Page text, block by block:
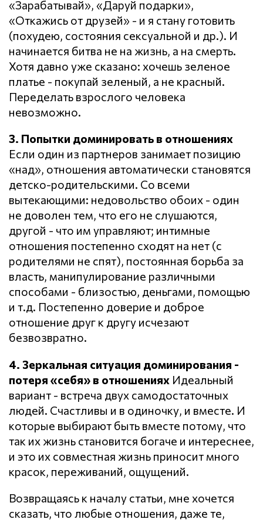
«Зарабатывай», «Даруй подарки»,
«Откажись от друзей» - и я стану готовить
(похудею, состояния сексуальной и др.). И
начинается битва не на жизнь, а на смерть.
Хотя давно уже сказано: хочешь зеленое
платье - покупай зеленый, а не красный.
Переделать взрослого человека
невозможно.
3. Попытки доминировать в отношениях
Если один из партнеров занимает позицию
«над», отношения автоматически становятся
детско-родительскими. Со всеми
вытекающими: недовольство обоих - один
не доволен тем, что его не слушаются,
другой - что им управляют; интимные
отношения постепенно сходят на нет (с
родителями не спят), постоянная борьба за
власть, манипулирование различными
способами - близостью, деньгами, помощью
и т.д. Постепенно доверие и доброе
отношение друг к другу исчезают
безвозвратно.
4. Зеркальная ситуация доминирования -
потеря «себя» в отношениях Идеальный
вариант - встреча двух самодостаточных
людей. Счастливы и в одиночку, и вместе. И
которые выбирают быть вместе потому, что
так их жизнь становится богаче и интереснее,
и это их совместная жизнь приносит много
красок, переживаний, ощущений.
Возвращаясь к началу статьи, мне хочется
сказать, что любые отношения, даже те,